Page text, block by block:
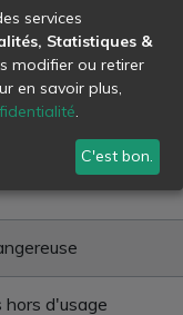
hors d'usage
services
Statistiques &
modifier ou retirer
en savoir plus,
.
C'est bon.